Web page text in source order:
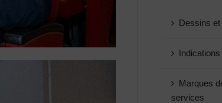
Dessins
Marques
services